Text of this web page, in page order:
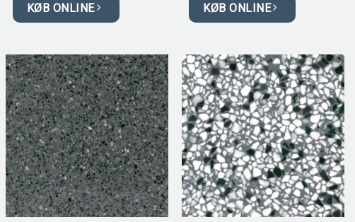
KØB ONLINE KØB ONLINE